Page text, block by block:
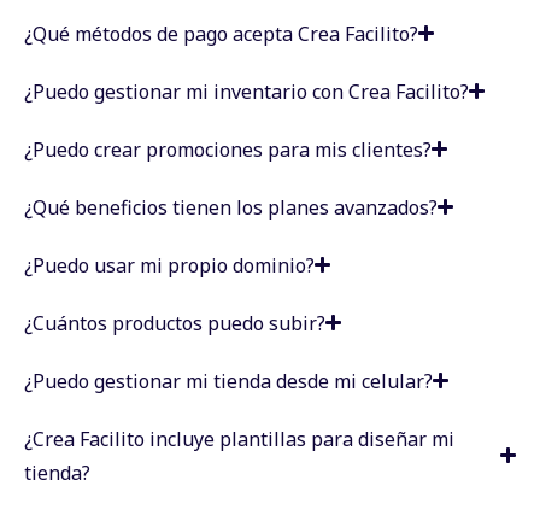
¿Qué métodos de pago acepta Crea Facilito?
¿Puedo gestionar mi inventario con Crea Facilito?
¿Puedo crear promociones para mis clientes?
¿Qué beneficios tienen los planes avanzados?
¿Puedo usar mi propio dominio?
¿Cuántos productos puedo subir?
¿Puedo gestionar mi tienda desde mi celular?
¿Crea Facilito incluye plantillas para diseñar mi
tienda?